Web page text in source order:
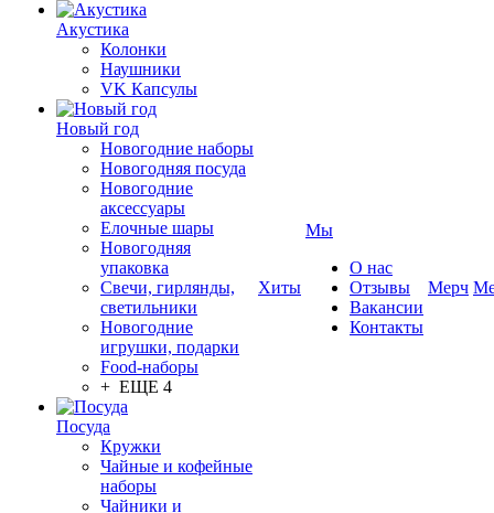
Акустика
Колонки
Наушники
VK Капсулы
Новый год
Новогодние наборы
Новогодняя посуда
Новогодние
аксессуары
Елочные шары
Новогодняя
упаковка
Свечи, гирлянды,
светильники
Новогодние
игрушки, подарки
Food-наборы
+ ЕЩЕ 4
Посуда
Кружки
Чайные и кофейные
наборы
Чайники и
Хиты
Мы
О нас
Отзывы
Вакансии
Контакты
Мерч